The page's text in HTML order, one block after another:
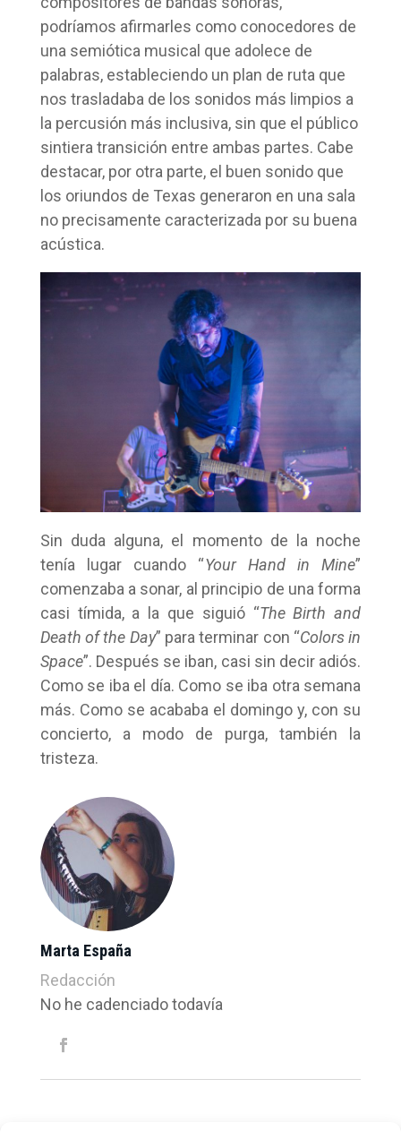
podríamos afirmarles como conocedores de
una semiótica musical que adolece de
palabras, estableciendo un plan de ruta que
nos trasladaba de los sonidos más limpios a
la percusión más inclusiva, sin que el público
sintiera transición entre ambas partes. Cabe
destacar, por otra parte, el buen sonido que
los oriundos de Texas generaron en una sala
no precisamente caracterizada por su buena
acústica.
Sin duda alguna, el momento de la noche
tenía lugar cuando “Your Hand in Mine”
comenzaba a sonar, al principio de una forma
casi tímida, a la que siguió “The Birth and
Death of the Day” para terminar con “Colors in
Space”. Después se iban, casi sin decir adiós.
Como se iba el día. Como se iba otra semana
más. Como se acababa el domingo y, con su
concierto, a modo de purga, también la
tristeza.
Marta España
Redacción
No he cadenciado todavía